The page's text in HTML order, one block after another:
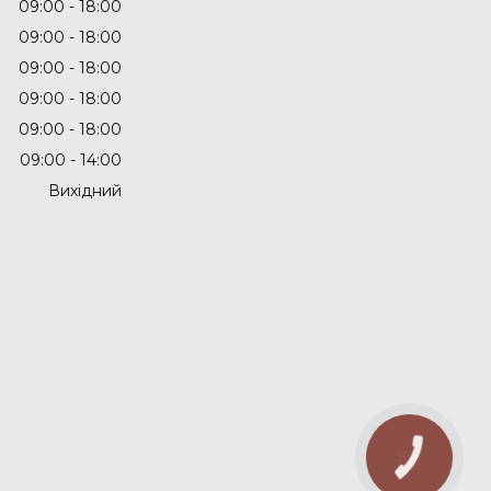
09:00
18:00
09:00
18:00
09:00
18:00
09:00
18:00
09:00
18:00
09:00
14:00
Вихідний
КНОПКА
ЗВ'ЯЗКУ